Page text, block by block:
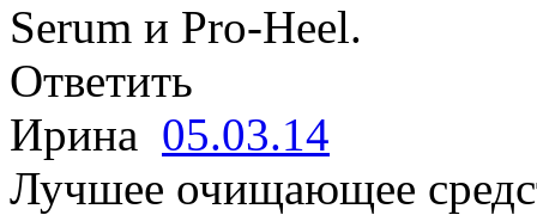
Serum и Pro-Heel.
Ответить
Ирина 05.03.14
Лучшее очищающее